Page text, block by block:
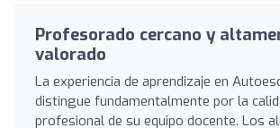
Profesorado cercano y
valorado
La experiencia de aprendizaje en
distingue fundamentalmente por la
profesional de su equipo docente. Los